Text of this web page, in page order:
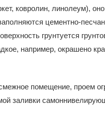
ковролин, линолеум),
цементно-
грунтуется
например, окрашено
помещение, проем
заливки